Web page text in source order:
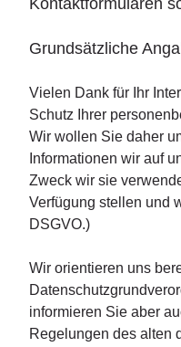
Kontaktformularen
Grundsätzliche
Vielen Dank für Ihr
Schutz Ihrer
Wir wollen Sie daher
Informationen wir auf
Zweck wir sie
Verfügung stellen und
DSGVO.)
Wir orientieren uns
informieren Sie aber
Regelungen des alten